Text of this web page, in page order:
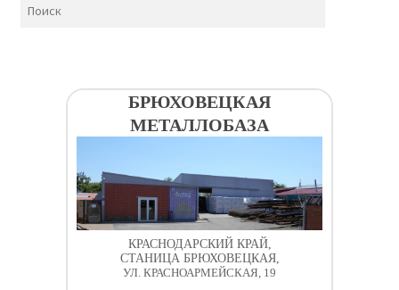
БРЮХОВЕЦКАЯ
МЕТАЛЛОБАЗА
КРАСНОДАРСКИЙ КРАЙ,
СТАНИЦА БРЮХОВЕЦКАЯ,
УЛ. КРАСНОАРМЕЙСКАЯ, 19